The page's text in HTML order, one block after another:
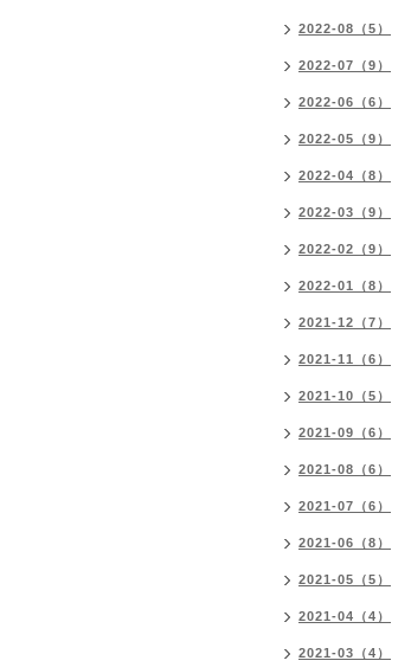
2022-08（5）
2022-07（9）
2022-06（6）
2022-05（9）
2022-04（8）
2022-03（9）
2022-02（9）
2022-01（8）
2021-12（7）
2021-11（6）
2021-10（5）
2021-09（6）
2021-08（6）
2021-07（6）
2021-06（8）
2021-05（5）
2021-04（4）
2021-03（4）